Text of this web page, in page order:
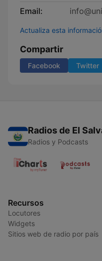
Email:
Actualiza esta
Compartir
Facebook Twitter
Radios de El
Radios y Podcasts
Recursos
Locutores
Widgets
Sitios web de radio por país